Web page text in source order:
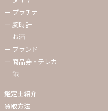
ー プラチナ
ー 腕時計
ー お酒
ー ブランド
ー 商品券・テレカ
ー 銀
鑑定士紹介
買取方法